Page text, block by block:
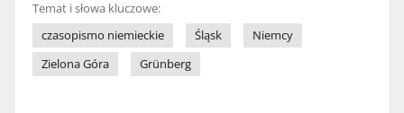
Temat i słowa kluczowe:
czasopismo niemieckie
Śląsk
Niemcy
Zielona Góra
Grünberg